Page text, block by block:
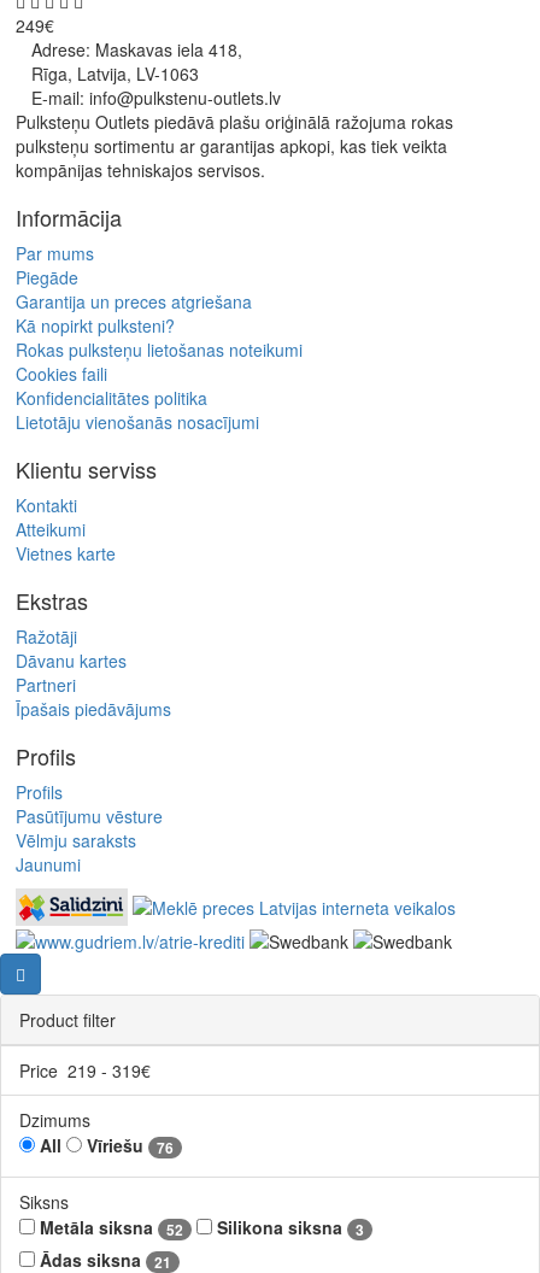
249€
Adrese: Maskavas iela 418,
Rīga, Latvija, LV-1063
E-mail: info@pulkstenu-outlets.lv
Pulksteņu Outlets piedāvā plašu oriģinālā ražojuma rokas
pulksteņu sortimentu ar garantijas apkopi, kas tiek veikta
kompānijas tehniskajos servisos.
Informācija
Par mums
Piegāde
Garantija un preces atgriešana
Kā nopirkt pulksteni?
Rokas pulksteņu lietošanas noteikumi
Cookies faili
Konfidencialitātes politika
Lietotāju vienošanās nosacījumi
Klientu serviss
Kontakti
Atteikumi
Vietnes karte
Ekstras
Ražotāji
Dāvanu kartes
Partneri
Īpašais piedāvājums
Profils
Profils
Pasūtījumu vēsture
Vēlmju saraksts
Jaunumi
Product filter
Price 219 - 319€
Dzimums
All
Vīriešu 76
Siksns
Metāla siksna
52 Silikona siksna 3
Ādas siksna 21